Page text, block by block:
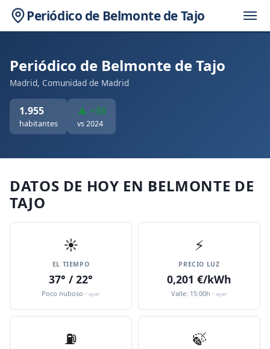
Periódico de Belmonte de Tajo
Periódico de Belmonte de Tajo
Madrid, Comunidad de Madrid
1.955
habitantes
▲ +38
vs 2024
DATOS DE HOY EN BELMONTE DE
TAJO
☀️
EL TIEMPO
37° / 22°
Poco nuboso · ayer
⚡
PRECIO LUZ
0,201 €/kWh
Valle: 15:00h · ayer
⛽️ 🍃